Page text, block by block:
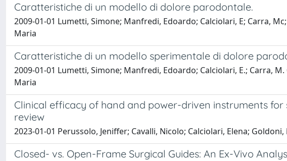
Caratteristiche di un modello di dolore parodontale.
2009-01-01 Lumetti, Simone; Manfredi, Edoardo; Calciolari, E; Carra,
Maria
Caratteristiche di un modello sperimentale di dolore
2009-01-01 Lumetti, Simone; Manfredi, Edoardo; Calciolari, E.; Carra,
Maria
Clinical efficacy of hand and power-driven instruments
review
2023-01-01 Perussolo, Jeniffer; Cavalli, Nicolo; Calciolari, Elena;
Closed- vs. Open-Frame Surgical Guides: An Ex-Vivo